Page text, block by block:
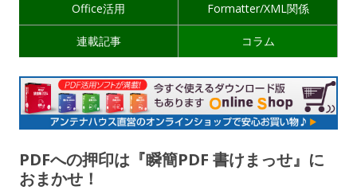
Office活用 Formatter/XML関係
連載記事 コラム
PDFへの押印は『瞬簡PDF 書けまっせ』に
おまかせ！